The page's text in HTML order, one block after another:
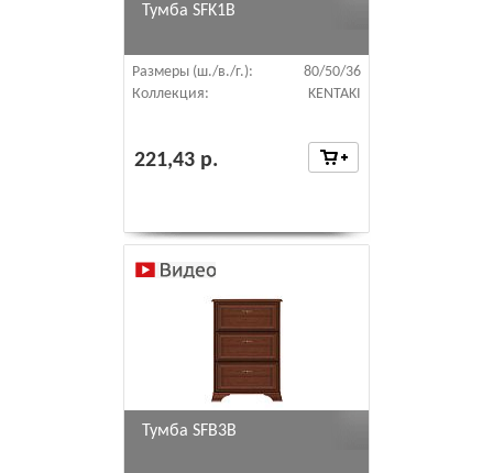
Тумба SFK1B
Размеры (ш./в./г.):
80/50/36
Коллекция:
KENTAKI
221,43 р.
Тумба SFB3B